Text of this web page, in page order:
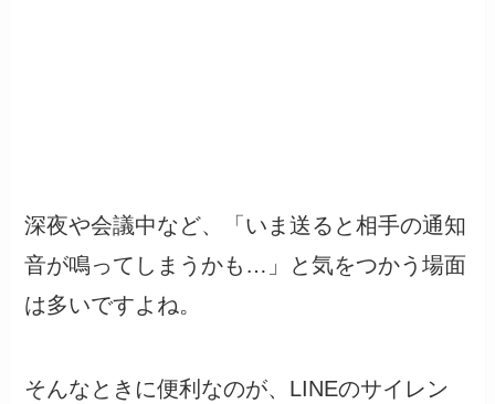
深夜や会議中など、「いま送ると相手の通知
音が鳴ってしまうかも…」と気をつかう場面
は多いですよね。
そんなときに便利なのが、LINEのサイレン